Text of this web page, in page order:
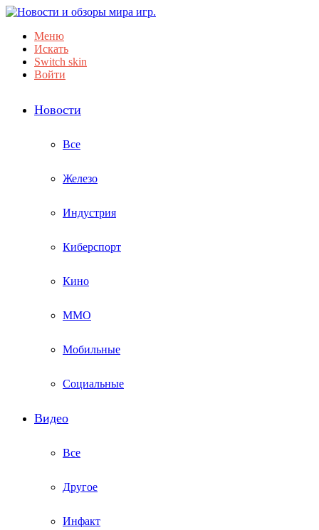
Меню
Искать
Switch skin
Войти
Новости
Все
Железо
Индустрия
Киберспорт
Кино
ММО
Мобильные
Социальные
Видео
Все
Другое
Инфакт